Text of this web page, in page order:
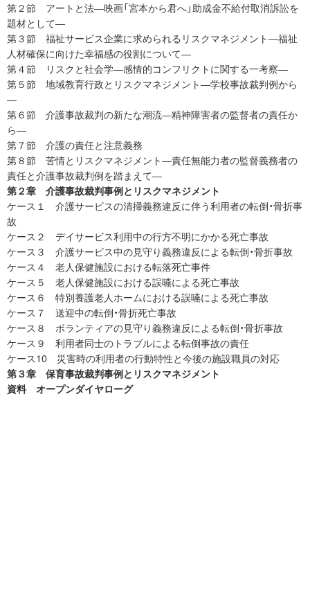
である。
最後に本書の出版にあたり，本書の企画・構成の段階からご尽力を
いただいた株式会社建帛社の加藤義之氏に深く感謝申し上げる。
なお，本書は拙著『リスクマネジメントと法』（建帛社），日本リス
クマネジメント学会誌『危険と管理』，ソーシャル・リスクマネジメ
ント学会誌『実践危機管理』，『東北福祉大学紀要』の拙稿を加筆・修
整したものである。
2026年３月
第２節 アートと法―映画「宮本から君へ」助成金不給付取消訴訟を
題材として―
第３節 福祉サービス企業に求められるリスクマネジメント―福祉
人材確保に向けた幸福感の役割について―
第４節 リスクと社会学―感情的コンフリクトに関する一考察―
第５節 地域教育行政とリスクマネジメント―学校事故裁判例から
―
第６節 介護事故裁判の新たな潮流―精神障害者の監督者の責任か
ら―
第７節 介護の責任と注意義務
第８節 苦情とリスクマネジメント―責任無能力者の監督義務者の
責任と介護事故裁判例を踏まえて―
第２章 介護事故裁判事例とリスクマネジメント
ケース１ 介護サービスの清掃義務違反に伴う利用者の転倒・骨折事
故
ケース２ デイサービス利用中の行方不明にかかる死亡事故
ケース３ 介護サービス中の見守り義務違反による転倒・骨折事故
ケース４ 老人保健施設における転落死亡事件
ケース５ 老人保健施設における誤嚥による死亡事故
ケース６ 特別養護老人ホームにおける誤嚥による死亡事故
ケース７ 送迎中の転倒・骨折死亡事故
ケース８ ボランティアの見守り義務違反による転倒・骨折事故
ケース９ 利用者同士のトラブルによる転倒事故の責任
ケース10 災害時の利用者の行動特性と今後の施設職員の対応
第３章 保育事故裁判事例とリスクマネジメント
資料 オープンダイヤローグ